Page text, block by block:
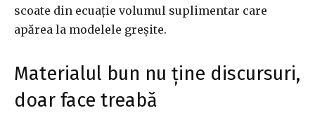
scoate din ecuație volumul suplimentar care
apărea la modelele greșite.
Materialul bun nu ține discursuri,
doar face treabă